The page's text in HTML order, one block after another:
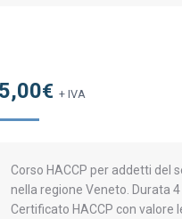
€ + IVA
Corso HACCP per addetti del
nella regione Veneto. Durata
Certificato HACCP con valore